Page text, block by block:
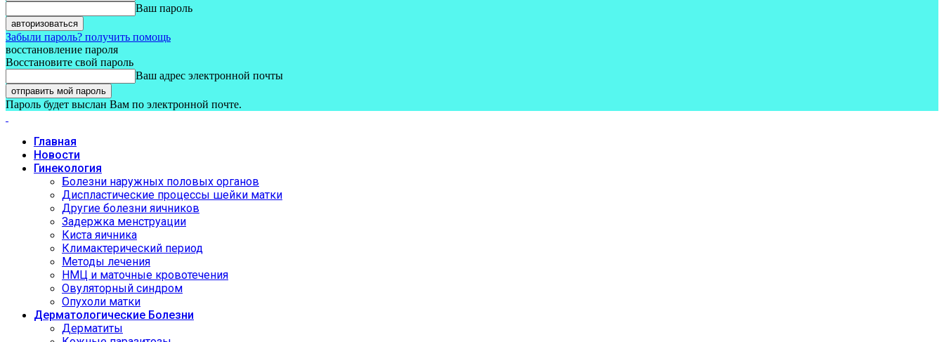
Ваш пароль
Забыли пароль? получить помощь
восстановление пароля
Восстановите свой пароль
Ваш адрес электронной почты
Пароль будет выслан Вам по электронной почте.
Главная
Новости
Гинекология
Болезни наружных половых органов
Диспластические процессы шейки матки
Другие болезни яичников
Задержка менструации
Киста яичника
Климактерический период
Методы лечения
НМЦ и маточные кровотечения
Овуляторный синдром
Опухоли матки
Дерматологические Болезни
Дерматиты